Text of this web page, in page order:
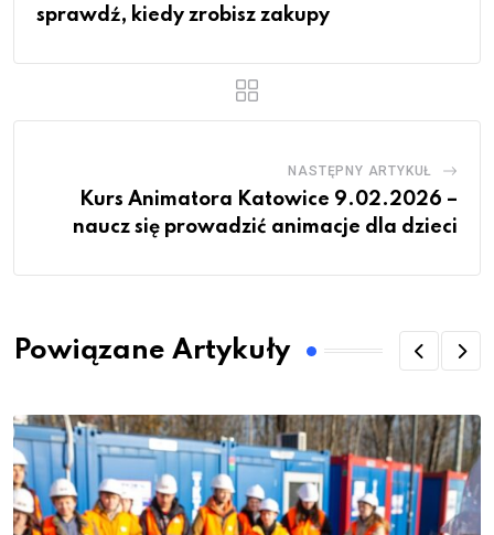
sprawdź, kiedy zrobisz zakupy
NASTĘPNY ARTYKUŁ
Kurs Animatora Katowice 9.02.2026 –
naucz się prowadzić animacje dla dzieci
Powiązane Artykuły